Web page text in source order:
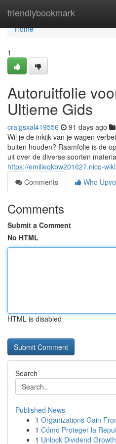
friendlybookmark
Home
Home
1
Autoruitfolie
Ultieme Gids
craigsxal419556 91 days ago
Wil je de inkijk van je wagen
buiten houden? Raamfolie is de
uit over de diverse soorten
https://emilieqkbw201627.nico-
Comments
Who
Comments
Submit a Comment
No HTML
HTML is disabled
Search
Published News
1 Organizations Gain
1 Cómo Proteger la
1 Unlock Dividend